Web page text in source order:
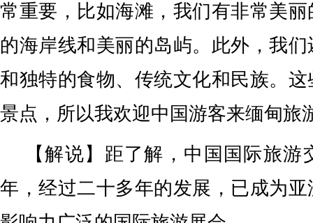
常重要，比如海滩，我们有非常美
的海岸线和美丽的岛屿。此外，我
和独特的食物、传统文化和民族。
景点，所以我欢迎中国游客来缅甸旅
【解说】距了解，中国国际旅游
年，经过二十多年的发展，已成为